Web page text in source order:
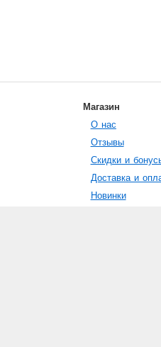
Магазин
О нас
Отзывы
Скидки и
Доставка и
Новинки